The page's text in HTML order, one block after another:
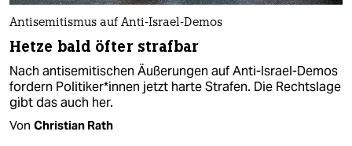
Antisemitismus auf Anti-Israel-Demos
Hetze bald öfter strafbar
Nach antisemitischen Äußerungen auf Anti-Israel-Demos
fordern Po­li­ti­ke­r*in­nen jetzt harte Strafen. Die Rechtslage
gibt das auch her.
Von Christian Rath